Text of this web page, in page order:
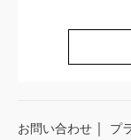
お問い合わせ プ